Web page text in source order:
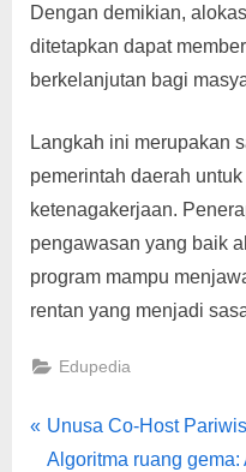
Dengan demikian,
ditetapkan dapat
berkelanjutan bagi
Langkah ini merupakan
pemerintah daerah
ketenagakerjaan.
pengawasan yang baik
program mampu
rentan yang menjadi
Edupedia
Navigasi
P
r
Unusa Co-Host
N
Algoritma ruang